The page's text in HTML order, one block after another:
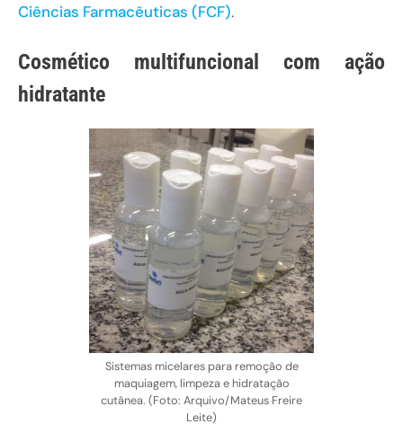
Ciências Farmacêuticas (FCF).
Cosmético multifuncional com ação
hidratante
Sistemas micelares para remoção de
maquiagem, limpeza e hidratação
cutânea. (Foto: Arquivo/Mateus Freire
Leite)